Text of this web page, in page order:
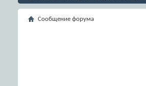
Сообщение форума